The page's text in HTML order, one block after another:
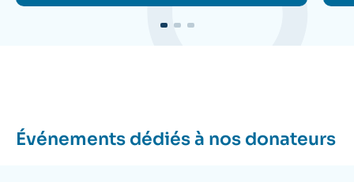
Événements dédiés à nos donateurs